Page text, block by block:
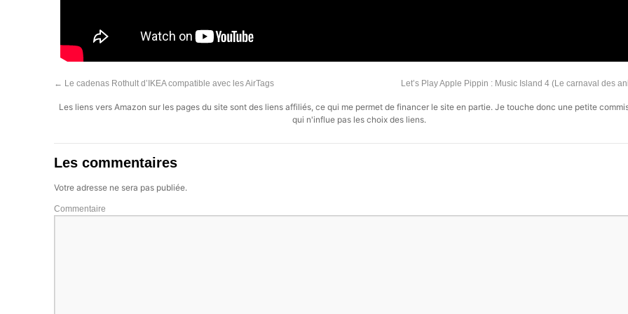
← Le cadenas Rothult d’IKEA compatible avec les AirTags Let’s Play Apple Pippin : Music Island 4 (Le carnaval des
Les liens vers Amazon sur les pages du site sont des liens affiliés, ce qui me permet de financer le site en partie. Je touche donc une petite
qui n'influe pas les choix des liens.
Les commentaires
Votre adresse ne sera pas publiée.
Commentaire